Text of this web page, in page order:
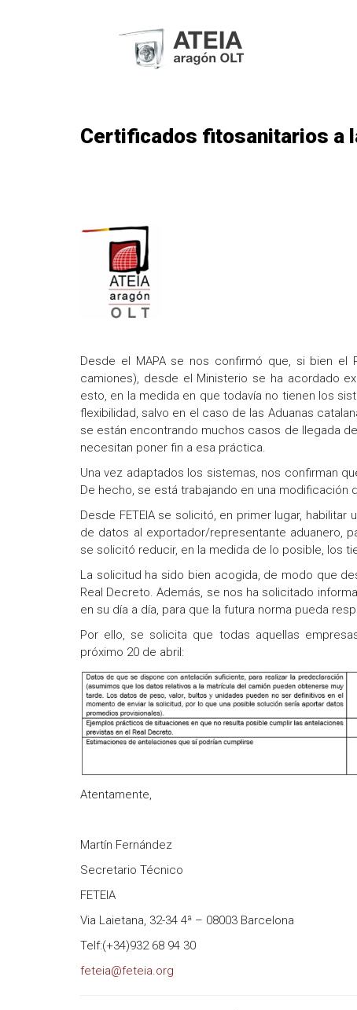
Certificados fitosanitarios a
Desde el MAPA se nos confirmó que, si bien el
camiones), desde el Ministerio se ha acordado
esto, en la medida en que todavía no tienen los
flexibilidad, salvo en el caso de las Aduanas
se están encontrando muchos casos de llegada
necesitan poner fin a esa práctica.
Una vez adaptados los sistemas, nos confirman
De hecho, se está trabajando en una modificación
Desde FETEIA se solicitó, en primer lugar,
de datos al exportador/representante aduanero,
se solicitó reducir, en la medida de lo posible, los
La solicitud ha sido bien acogida, de modo que
Real Decreto. Además, se nos ha solicitado
en su día a día, para que la futura norma pueda
Por ello, se solicita que todas aquellas
próximo 20 de abril:
Atentamente,
Martín Fernández
Secretario Técnico
FETEIA
Via Laietana, 32-34 4ª – 08003 Barcelona
Telf:(+34)932 68 94 30
feteia@feteia.org